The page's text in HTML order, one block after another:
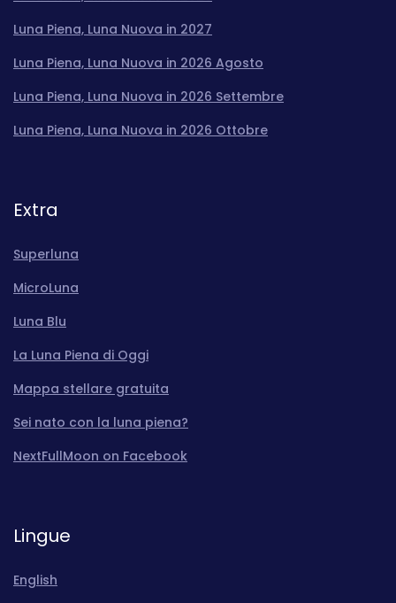
Luna Piena, Luna Nuova in 2027
Luna Piena, Luna Nuova in 2026 Agosto
Luna Piena, Luna Nuova in 2026 Settembre
Luna Piena, Luna Nuova in 2026 Ottobre
Extra
Superluna
MicroLuna
Luna Blu
La Luna Piena di Oggi
Mappa stellare gratuita
Sei nato con la luna piena?
NextFullMoon on Facebook
Lingue
English